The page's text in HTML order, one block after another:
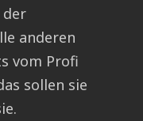
der
anderen
vom Profi
sollen sie